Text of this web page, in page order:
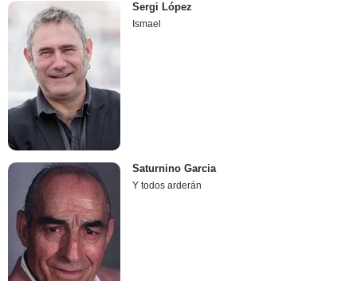
Sergi López
Ismael
Saturnino Garcia
Y todos arderán